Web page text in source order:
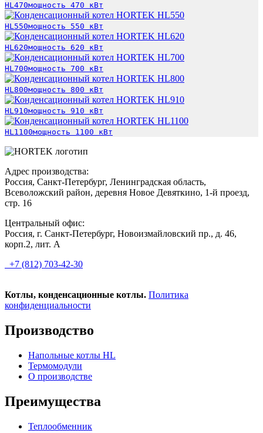
HL470мощность 470 кВт
HL550мощность 550 кВт
HL620мощность 620 кВт
HL700мощность 700 кВт
HL800мощность 800 кВт
HL910мощность 910 кВт
HL1100мощность 1100 кВт
Адрес производства:
Россия, Санкт-Петербург, Ленинградская область,
Всеволожский район, деревня Новое Девяткино, 1-й проезд,
стр. 16
Центральный офис:
Россия, г. Санкт-Петербург, Новоизмайловский пр., д. 46,
корп.2, лит. А
+7 (812) 703-42-30
Котлы, конденсационные котлы. Политика
конфиденциальности
Производство
Напольные котлы HL
Термомодули
О производстве
Преимущества
Теплообменник